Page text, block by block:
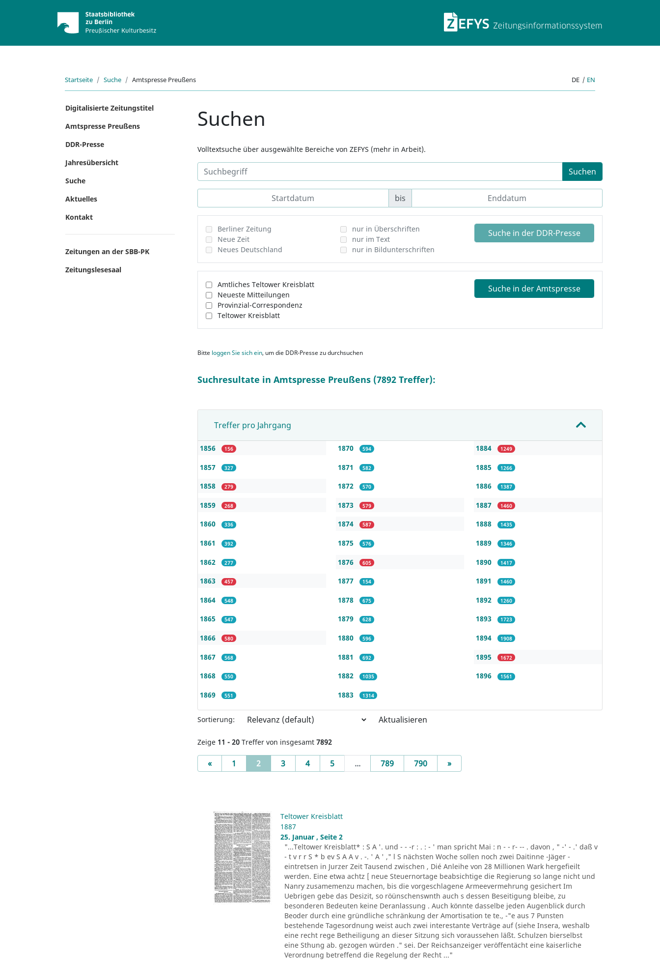
ZEFYS
Startseite Suche Amtspresse Preußens DE | EN
Digitalisierte Zeitungstitel
Amtspresse Preußens
DDR-Presse
Jahresübersicht
Suche
Aktuelles
Kontakt
Zeitungen an der SBB-PK
Zeitungslesesaal
Suchen
Volltextsuche über ausgewählte Bereiche von ZEFYS (mehr in Arbeit).
Suchen
bis
Berliner Zeitung
Neue Zeit
Neues Deutschland
nur in Überschriften
nur im Text
nur in Bildunterschriften
Suche in der DDR-Presse
Amtliches Teltower Kreisblatt
Neueste Mitteilungen
Provinzial-Correspondenz
Teltower Kreisblatt
Suche in der Amtspresse
Bitte loggen Sie sich ein, um die DDR-Presse zu durchsuchen
Suchresultate in Amtspresse Preußens (7892 Treffer):
Treffer pro Jahrgang
1856 156
1857 327
1858 279
1859 268
1860 336
1861 392
1862 277
1863 457
1864 548
1865 547
1866 580
1867 568
1868 550
1869 551
1870 594
1871 582
1872 570
1873 579
1874 587
1875 576
1876 605
1877 154
1878 675
1879 628
1880 596
1881 692
1882 1035
1883 1314
1884 1249
1885 1266
1886 1387
1887 1460
1888 1435
1889 1346
1890 1417
1891 1460
1892 1260
1893 1723
1894 1908
1895 1672
1896 1561
Sortierung: Aktualisieren
Zeige 11 - 20 Treffer von insgesamt 7892
«Previous
1 2(current)
3 4 5 ... 789 790 »Next
Teltower Kreisblatt
1887
25. Januar , Seite 2
"...Teltower Kreisblatt* : S A '. und - - -r : . : - ' man spricht Mai : n - - r- -- . davon , " -' - .' daß v
- t v r r S * b ev S A A v . -. ' A ' ," l S nächsten Woche sollen noch zwei Daitinne -Jäger -
eintretsen in Jurzer Zeit Tausend zwischen , Dié Anleihe von 28 Millionen Wark hergefieilt
werden. Eine etwa achtz [ neue Steuernortage beabsichtige die Regierung so lange nicht und
Nanry zusamemenzu machen, bis die vorgeschlagene Armeevermehrung gesichert Im
Uebrigen gebe das Desizit, so röünschenswnth auch s dessen Beseitigung bleibe, zu
besonderen Bedeuten keine Deranlassung . Auch könnte dasselbe jeden Augenblick durch
Beoder durch eine gründliche schränkung der Amortisation te te., -"e aus 7 Punsten
bestehende Tagesordnung weist auch zwei interestante Verträge auf (siehe Insera, weshalb
eine recht rege Betheiligung an dieser Sitzung sich voraussehen läßt. Schulzen bierselbst
eine Sthung ab. gezogen würden ." sei. Der Reichsanzeiger veröffentächt eine kaiserliche
Verordnung betreffend die Regelung der Recht ..."